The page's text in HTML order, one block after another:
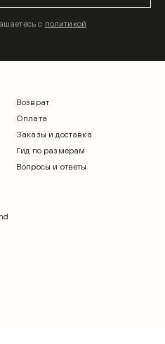
с политикой
Возврат
Оплата
Заказы и доставка
Гид по размерам
Вопросы и ответы